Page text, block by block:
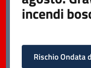
incendi
Rischio Ondata